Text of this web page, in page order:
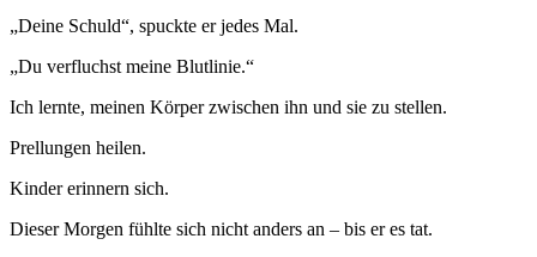
„Deine Schuld“, spuckte er jedes Mal.
„Du verfluchst meine Blutlinie.“
Ich lernte, meinen Körper zwischen ihn und sie zu stellen.
Prellungen heilen.
Kinder erinnern sich.
Dieser Morgen fühlte sich nicht anders an – bis er es tat.